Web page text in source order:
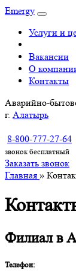
Emergy
Услуги и
Вакансии
О
Контакты
Аварийно-
г. Алатырь
8-800-777-27-64
звонок бесплатный
Заказать звонок
Главная »
Филиал в
Телефон: